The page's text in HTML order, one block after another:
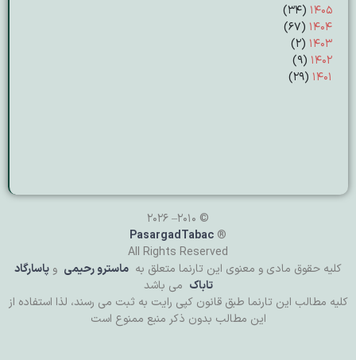
۱۴۰۵ (۳۴)
۱۴۰۴ (۶۷)
۱۴۰۳ (۲)
۱۴۰۲ (۹)
۱۴۰۱ (۲۹)
© 2010– 2026
®
PasargadTabac
All Rights Reserved
كليه حقوق مادی و معنوی اين تارنما متعلق به ماسترو رحیمی و پاسارگاد
تاباک می باشد
کلیه مطالب این تارنما طبق قانون کپی رایت به ثبت می رسند، لذا استفاده از
این مطالب بدون ذکر منبع ممنوع است